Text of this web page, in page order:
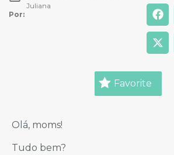
Por:
Juliana
Favorite
Olá, moms!
Tudo bem?